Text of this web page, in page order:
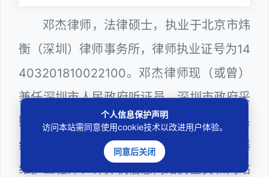
邓杰律师，法律硕士，执业于北京市炜
衡（深圳）律师事务所，律师执业证号为14
403201810022100。邓杰律师现（或曾）
兼任深圳市人民政府听证员、深圳市政府采
购评审专家（法律类），深圳市某区政府系
统公职律师、WEB前端开发和 WEB服务器
维护工程师、计算机信息网络安全员和网站
个人信息保护声明
访问本站需同意使用cookie技术以改进用户体验。
同意后关闭